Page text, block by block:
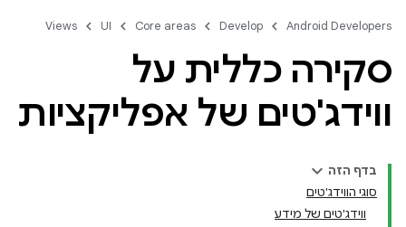
Android Developers
Develop
Core areas
UI
Views
סקירה כללית על
ווידג'טים של אפליקציות
בדף הזה
סוגי הווידג'טים
ווידג'טים של מידע